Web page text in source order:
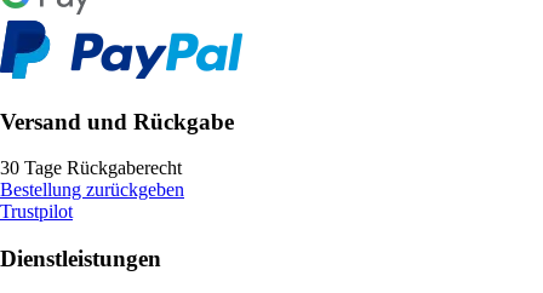
Versand und Rückgabe
30 Tage Rückgaberecht
Bestellung zurückgeben
Trustpilot
Dienstleistungen